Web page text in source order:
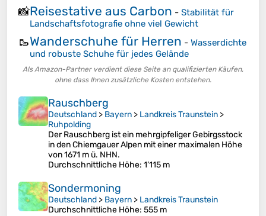
📸Reisestative aus Carbon - Stabilität für
Landschaftsfotografie ohne viel Gewicht
🥾Wanderschuhe für Herren - Wasserdichte
und robuste Schuhe für jedes Gelände
Als Amazon-Partner verdient diese Seite an qualifizierten Käufen,
ohne dass Ihnen zusätzliche Kosten entstehen.
Rauschberg
Deutschland > Bayern > Landkreis Traunstein >
Ruhpolding
Der Rauschberg ist ein mehrgipfeliger Gebirgsstock
in den Chiemgauer Alpen mit einer maximalen Höhe
von 1671 m ü. NHN.
Durchschnittliche Höhe: 1’115 m
Sondermoning
Deutschland > Bayern > Landkreis Traunstein
Durchschnittliche Höhe: 555 m